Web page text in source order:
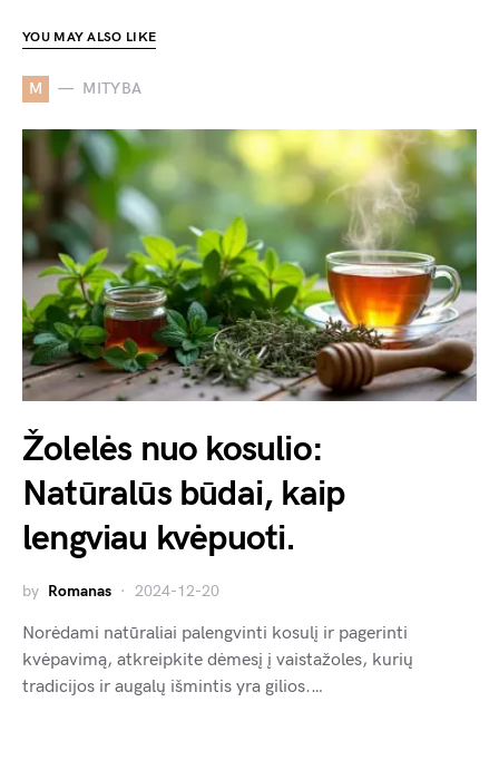
YOU MAY ALSO LIKE
M MITYBA
Žolelės nuo kosulio:
Natūralūs būdai, kaip
lengviau kvėpuoti.
by Romanas 2024-12-20
Norėdami natūraliai palengvinti kosulį ir pagerinti
kvėpavimą, atkreipkite dėmesį į vaistažoles, kurių
tradicijos ir augalų išmintis yra gilios.…